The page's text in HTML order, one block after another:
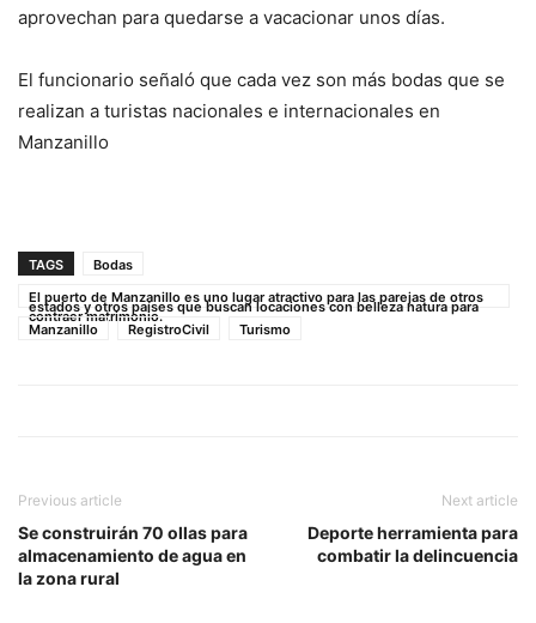
aprovechan para quedarse a vacacionar unos días.
El funcionario señaló que cada vez son más bodas que se
realizan a turistas nacionales e internacionales en
Manzanillo
TAGS
Bodas
El puerto de Manzanillo es uno lugar atractivo para las parejas de otros
estados y otros países que buscan locaciones con belleza natura para
contraer matrimonio.
Manzanillo RegistroCivil Turismo
Previous article
Se construirán 70 ollas para
almacenamiento de agua en
la zona rural
Next article
Deporte herramienta para
combatir la delincuencia